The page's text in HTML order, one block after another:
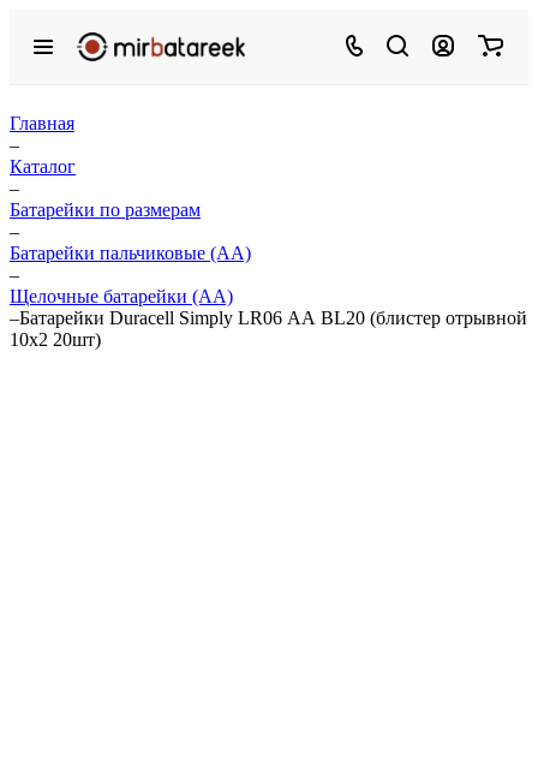
Главная
–
Каталог
–
Батарейки по размерам
–
Батарейки пальчиковые (АА)
–
Щелочные батарейки (АА)
–Батарейки Duracell Simply LR06 АА BL20 (блистер отрывной
10x2 20шт)